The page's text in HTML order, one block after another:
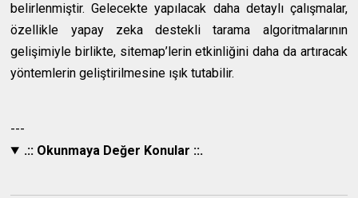
belirlenmiştir. Gelecekte yapılacak daha detaylı çalışmalar,
özellikle yapay zeka destekli tarama algoritmalarının
gelişimiyle birlikte, sitemap’lerin etkinliğini daha da artıracak
yöntemlerin geliştirilmesine ışık tutabilir.
---
.:: Okunmaya Değer Konular ::.